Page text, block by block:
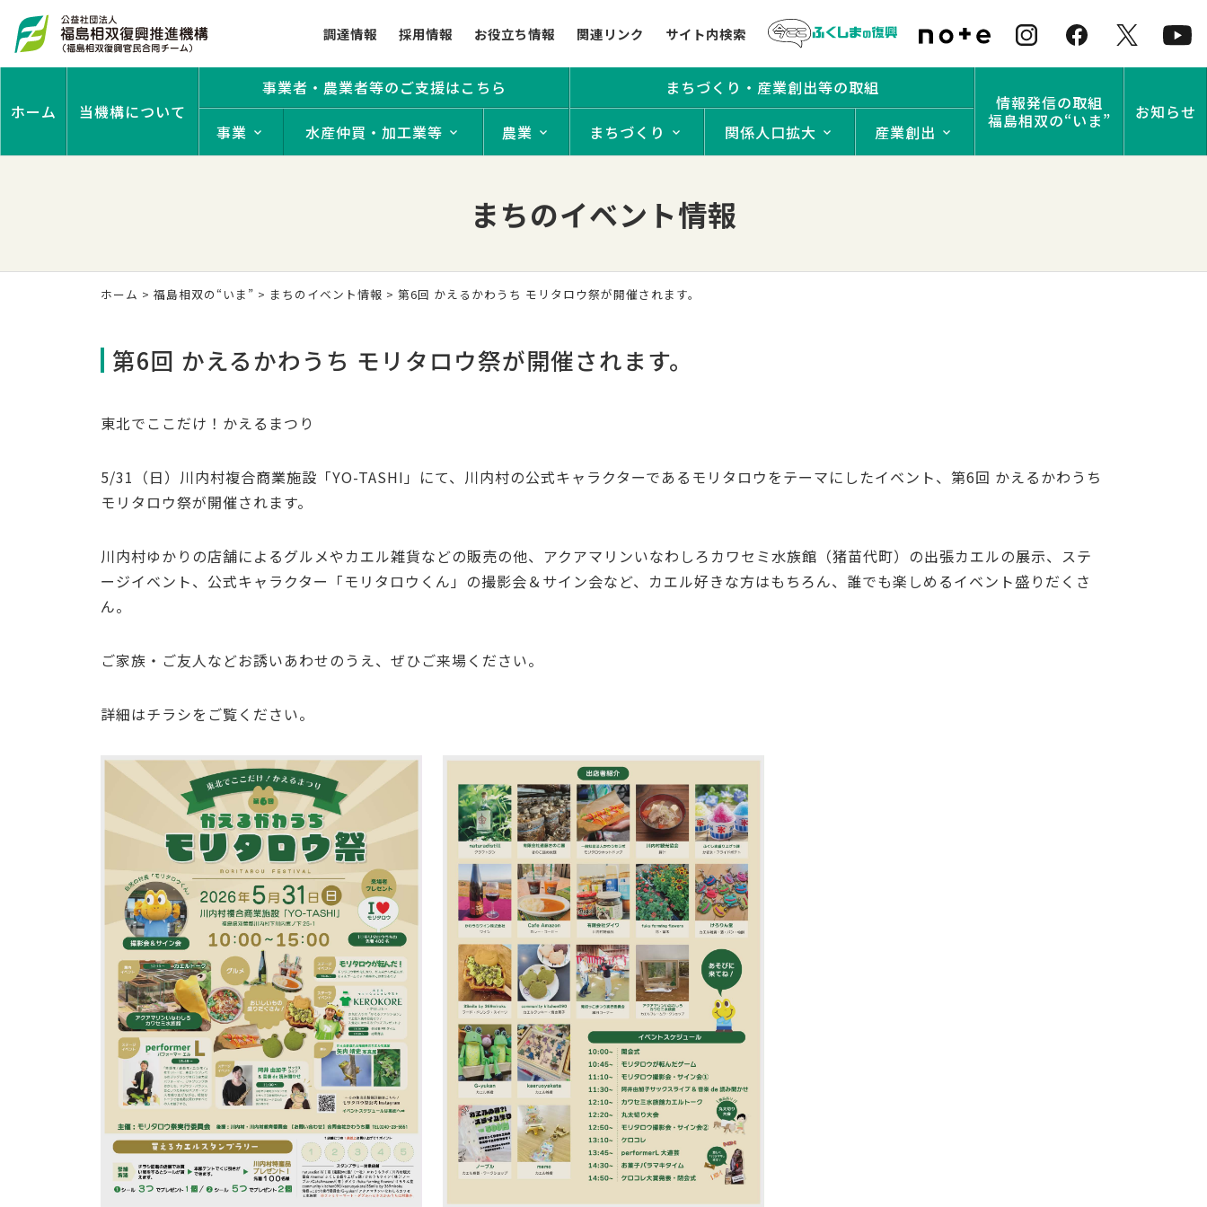
調達情報 採用情報 お役立ち情報 関連リンク サイト内検索
ホーム 当機構について
事業者・農業者等のご支援はこちら
事業 水産仲買・加工業等 農業
まちづくり・産業創出等の取組
まちづくり 関係人口拡大 産業創出
情報発信の取組
福島相双の“いま”
お知らせ
まちのイベント情報
ホーム > 福島相双の“いま” > まちのイベント情報 > 第6回 かえるかわうち モリタロウ祭が開催されます。
第6回 かえるかわうち モリタロウ祭が開催されます。
東北でここだけ！かえるまつり
5/31（日）川内村複合商業施設「YO-TASHI」にて、川内村の公式キャラクターであるモリタロウをテーマにしたイベント、第6回 かえるかわうち
モリタロウ祭が開催されます。
川内村ゆかりの店舗によるグルメやカエル雑貨などの販売の他、アクアマリンいなわしろカワセミ水族館（猪苗代町）の出張カエルの展示、ステ
ージイベント、公式キャラクター「モリタロウくん」の撮影会＆サイン会など、カエル好きな方はもちろん、誰でも楽しめるイベント盛りだくさ
ん。
ご家族・ご友人などお誘いあわせのうえ、ぜひご来場ください。
詳細はチラシをご覧ください。